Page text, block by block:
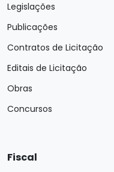
Legislações
Publicações
Contratos de Licitação
Editais de Licitação
Obras
Concursos
Fiscal